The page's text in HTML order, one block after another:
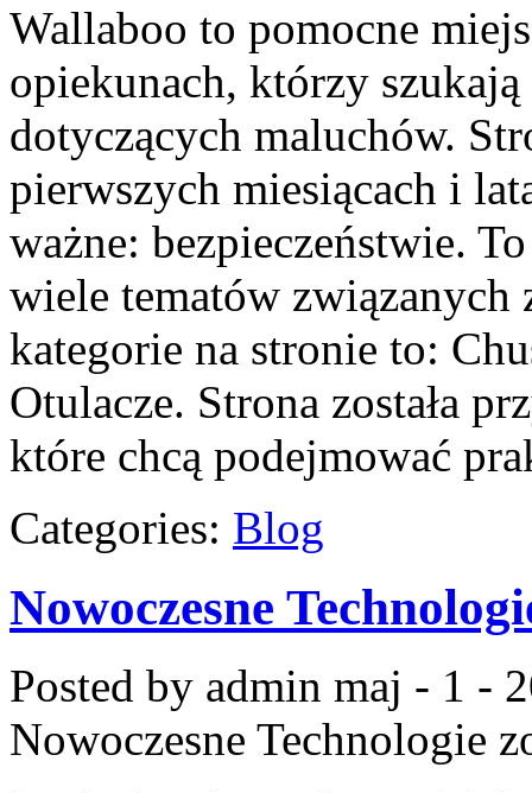
Wallaboo to pomocne
opiekunach, którzy
dotyczących maluchów.
pierwszych miesiącach i
ważne: bezpieczeństwie.
wiele tematów związanych
kategorie na stronie to:
Otulacze. Strona została
które chcą podejmować
Categories: Blog
Nowoczesne
Posted by admin maj - 1 -
Nowoczesne Technologie